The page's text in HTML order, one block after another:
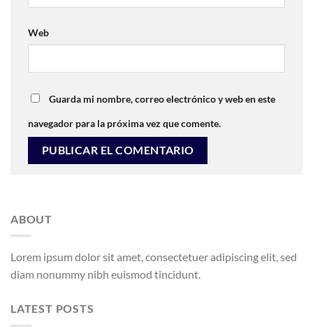
Web
Guarda mi nombre, correo electrónico y web en este
navegador para la próxima vez que comente.
ABOUT
Lorem ipsum dolor sit amet, consectetuer adipiscing elit, sed
diam nonummy nibh euismod tincidunt.
LATEST POSTS